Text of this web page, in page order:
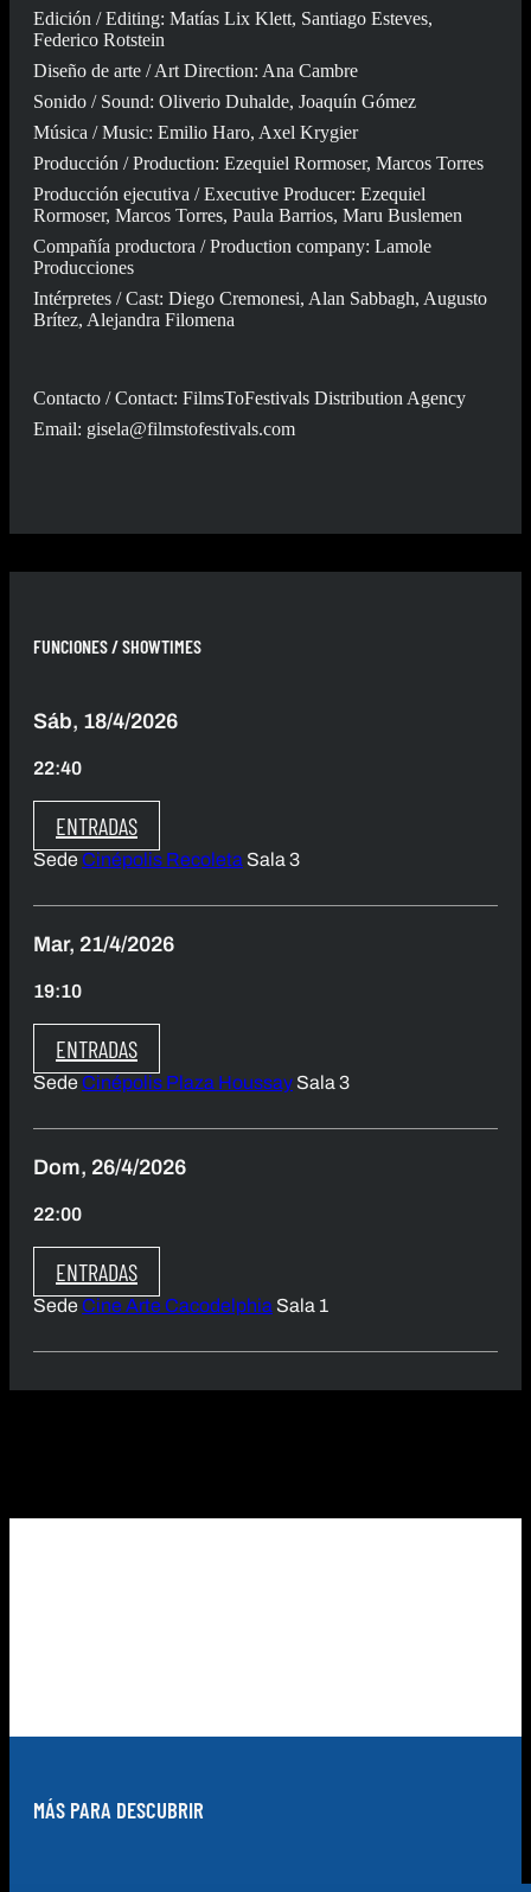
Edición / Editing: Matías Lix Klett, Santiago Esteves,
Federico Rotstein
Diseño de arte / Art Direction: Ana Cambre
Sonido / Sound: Oliverio Duhalde, Joaquín Gómez
Música / Music: Emilio Haro, Axel Krygier
Producción / Production: Ezequiel Rormoser, Marcos Torres
Producción ejecutiva / Executive Producer: Ezequiel
Rormoser, Marcos Torres, Paula Barrios, Maru Buslemen
Compañía productora / Production company: Lamole
Producciones
Intérpretes / Cast: Diego Cremonesi, Alan Sabbagh, Augusto
Brítez, Alejandra Filomena
Contacto / Contact: FilmsToFestivals Distribution Agency
Email: gisela@filmstofestivals.com
FUNCIONES / SHOWTIMES
Sáb, 18/4/2026
22:40
ENTRADAS
Sede Cinépolis Recoleta Sala 3
Mar, 21/4/2026
19:10
ENTRADAS
Sede Cinépolis Plaza Houssay Sala 3
Dom, 26/4/2026
22:00
ENTRADAS
Sede Cine Arte Cacodelphia Sala 1
MÁS PARA DESCUBRIR